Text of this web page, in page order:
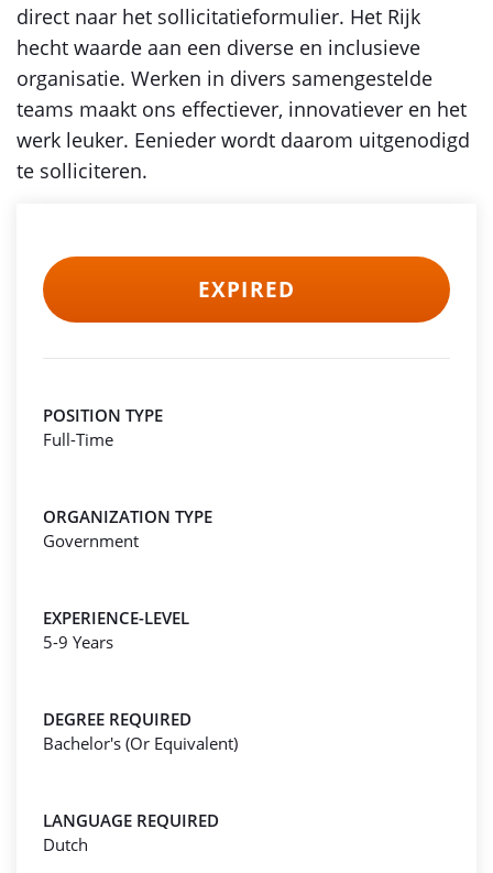
direct naar het sollicitatieformulier. Het Rijk
hecht waarde aan een diverse en inclusieve
organisatie. Werken in divers samengestelde
teams maakt ons effectiever, innovatiever en het
werk leuker. Eenieder wordt daarom uitgenodigd
te solliciteren.
EXPIRED
POSITION TYPE
Full-Time
ORGANIZATION TYPE
Government
EXPERIENCE-LEVEL
5-9 Years
DEGREE REQUIRED
Bachelor's (Or Equivalent)
LANGUAGE REQUIRED
Dutch